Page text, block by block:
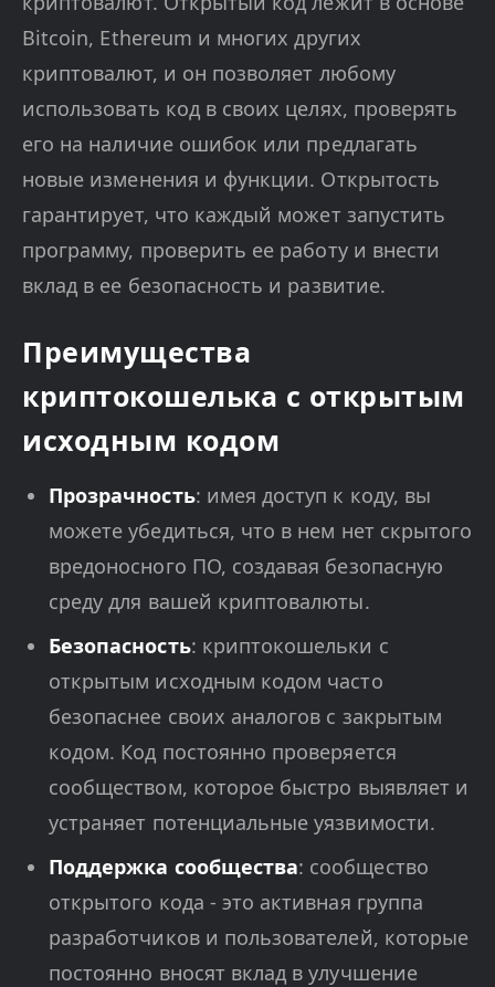
Bitcoin, Ethereum и многих других
криптовалют, и он позволяет любому
использовать код в своих целях, проверять
его на наличие ошибок или предлагать
новые изменения и функции. Открытость
гарантирует, что каждый может запустить
программу, проверить ее работу и внести
вклад в ее безопасность и развитие.
Преимущества
криптокошелька с открытым
исходным кодом
Прозрачность: имея доступ к коду, вы
можете убедиться, что в нем нет скрытого
вредоносного ПО, создавая безопасную
среду для вашей криптовалюты.
Безопасность: криптокошельки с
открытым исходным кодом часто
безопаснее своих аналогов с закрытым
кодом. Код постоянно проверяется
сообществом, которое быстро выявляет и
устраняет потенциальные уязвимости.
Поддержка сообщества: сообщество
открытого кода - это активная группа
разработчиков и пользователей, которые
постоянно вносят вклад в улучшение